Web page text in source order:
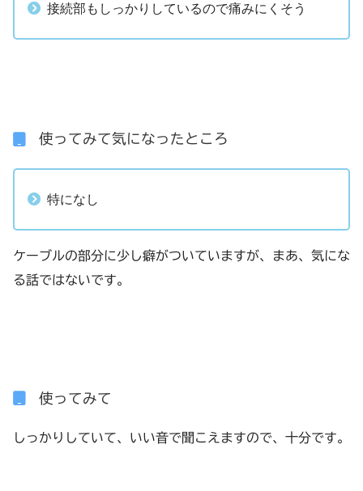
接続部もしっかりしているので痛みにくそう
使ってみて気になったところ
特になし
ケーブルの部分に少し癖がついていますが、まあ、気にな
る話ではないです。
使ってみて
しっかりしていて、いい音で聞こえますので、十分です。